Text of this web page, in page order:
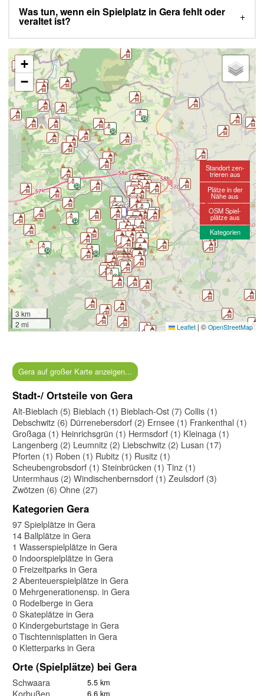
Was tun, wenn ein Spielplatz in Gera fehlt oder
veraltet ist?
+
−
3 km
2 mi
Leaflet | © OpenStreetMap
Standort zen-
trieren aus
Plätze in der
Nähe aus
OSM Spiel-
plätze aus
Kategorien
Gera auf großer Karte anzeigen...
Stadt-/ Ortsteile von Gera
Alt-Bieblach (5) Bieblach (1) Bieblach-Ost (7) Collis (1)
Debschwitz (6) Dürrenebersdorf (2) Ernsee (1) Frankenthal (1)
Großaga (1) Heinrichsgrün (1) Hermsdorf (1) Kleinaga (1)
Langenberg (2) Leumnitz (2) Liebschwitz (2) Lusan (17)
Pforten (1) Roben (1) Rubitz (1) Rusitz (1)
Scheubengrobsdorf (1) Steinbrücken (1) Tinz (1)
Untermhaus (2) Windischenbernsdorf (1) Zeulsdorf (3)
Zwötzen (6) Ohne (27)
Kategorien Gera
97 Spielplätze in Gera
14 Ballplätze in Gera
1 Wasserspielplätze in Gera
0 Indoorspielplätze in Gera
0 Freizeitparks in Gera
2 Abenteuerspielplätze in Gera
0 Mehrgenerationensp. in Gera
0 Rodelberge in Gera
0 Skateplätze in Gera
0 Kindergeburtstage in Gera
0 Tischtennisplatten in Gera
0 Kletterparks in Gera
Orte (Spielplätze) bei Gera
Schwaara 5.5 km
Korbußen 6.6 km